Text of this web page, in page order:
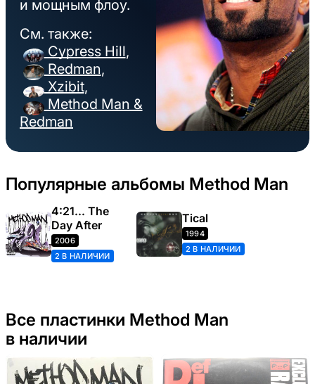
и мощным флоу.
См. также:
Cypress Hill,
Redman,
Xzibit,
Method Man &
Redman
Популярные альбомы Method Man
4:21... The
Day After
2006
2 В НАЛИЧИИ
Tical
1994
2 В НАЛИЧИИ
Все пластинки Method Man
в наличии